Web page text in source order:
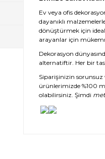
Ev veya ofis
dayanıklı
dönüştürmek için
arayanlar için
Dekorasyon
alternatiftir. Her bir
Siparişinizin sorunsuz
ürünlerimizde %100
olabilirsiniz. Şimdi